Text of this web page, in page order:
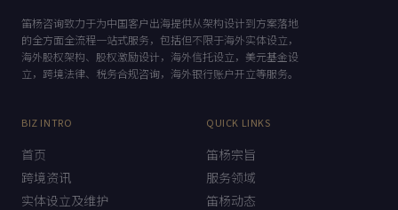
笛杨咨询致力于为中国客户出海提供从架构设计到方案落地
的全方面全流程一站式服务，包括但不限于海外实体设立，
海外股权架构、股权激励设计，海外信托设立，美元基金设
立，跨境法律、税务合规咨询，海外银行账户开立等服务。
BIZ INTRO
首页
跨境资讯
实体设立及维护
QUICK LINKS
笛杨宗旨
服务领域
笛杨动态